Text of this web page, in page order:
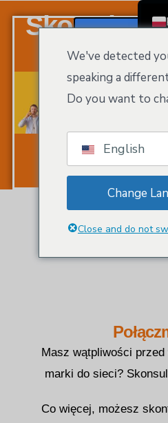
Skontaktuj
Masz wątpliwości
marki do sieci?
Co więcej, możesz
We've detected
speaking a
Do you want to
English
Change
Close and do not